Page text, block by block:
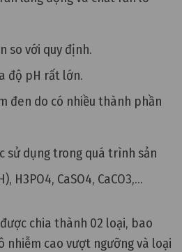
so với quy định.
độ pH rất lớn.
đen do có nhiều thành phần
sử dụng trong quá trình sản
H3PO4, CaSO4, CaCO3,...
chia thành 02 loại, bao
nhiễm cao vượt ngưỡng và loại